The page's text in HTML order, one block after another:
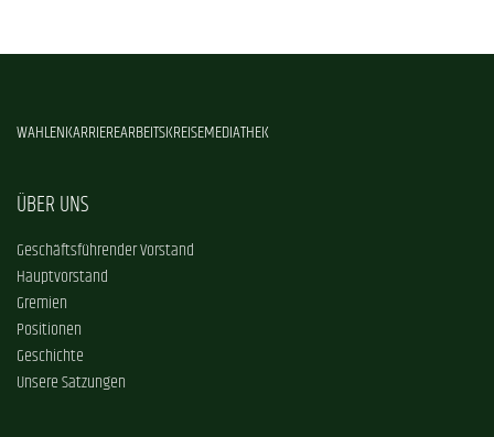
WAHLENKARRIEREARBEITSKREISEMEDIATHEK
ÜBER UNS
Geschäftsführender Vorstand
Hauptvorstand
Gremien
Positionen
Geschichte
Unsere Satzungen